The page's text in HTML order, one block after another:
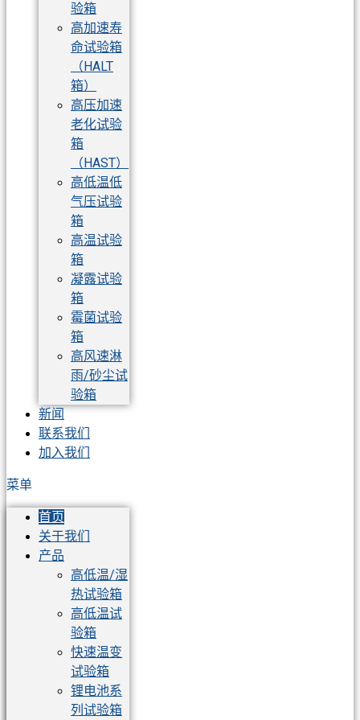
验箱
高加速寿
命试验箱
（HALT
箱）
高压加速
老化试验
箱
（HAST）
高低温低
气压试验
箱
高温试验
箱
凝露试验
箱
霉菌试验
箱
高风速淋
雨/砂尘试
验箱
新闻
联系我们
加入我们
菜单
首页
关于我们
产品
高低温/湿
热试验箱
高低温试
验箱
快速温变
试验箱
锂电池系
列试验箱